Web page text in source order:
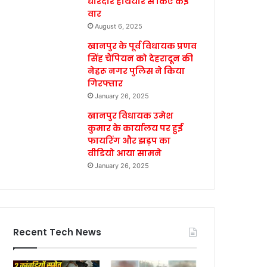
वार
August 6, 2025
खानपुर के पूर्व विधायक प्रणव
सिंह चैंपियन को देहरादून की
नेहरू नगर पुलिस ने किया
गिरफ्तार
January 26, 2025
खानपुर विधायक उमेश
कुमार के कार्यालय पर हुई
फायरिंग और झड़प का
वीडियो आया सामने
January 26, 2025
Recent Tech News